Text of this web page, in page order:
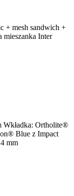
+ mesh sandwich +
mieszanka Inter
Wkładka: Ortholite®
Blue z Impact
mm